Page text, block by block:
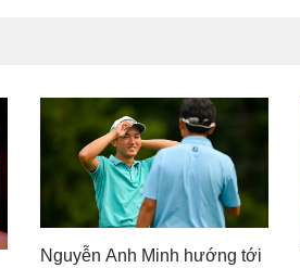
Nguyễn Anh Minh hướng tới